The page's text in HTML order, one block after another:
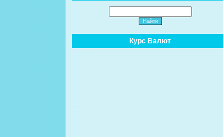
Курс Валют